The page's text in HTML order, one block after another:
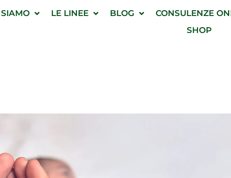
LE LINEE BLOG CONSULENZE
SHOP